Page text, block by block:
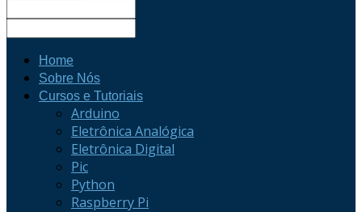
Home
Sobre Nós
Cursos e Tutoriais
Arduino
Eletrônica Analógica
Eletrônica Digital
Pic
Python
Raspberry Pi